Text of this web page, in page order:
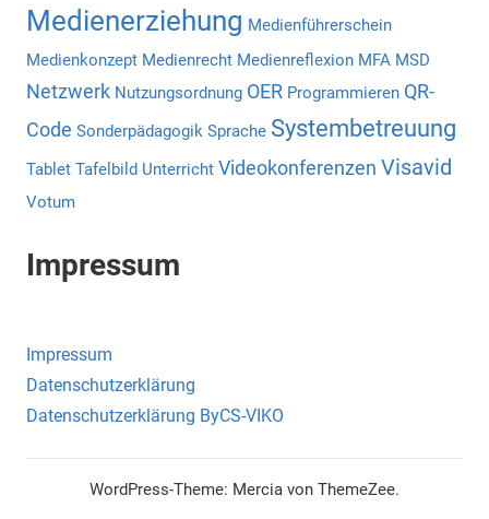
Medienerziehung Medienführerschein
Medienkonzept Medienrecht Medienreflexion MFA MSD
Netzwerk Nutzungsordnung OER Programmieren QR-
Code Sonderpädagogik Sprache Systembetreuung
Tablet Tafelbild Unterricht Videokonferenzen Visavid
Votum
Impressum
Impressum
Datenschutzerklärung
Datenschutzerklärung ByCS-VIKO
WordPress-Theme: Mercia von ThemeZee.